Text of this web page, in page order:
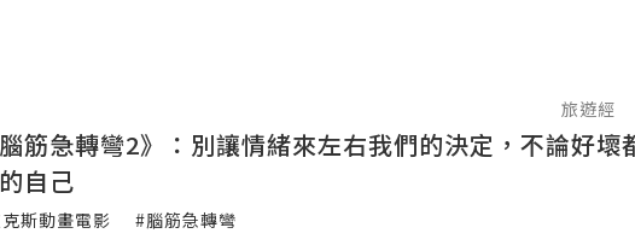
旅遊經
腦筋急轉彎2》：別讓情緒來左右我們的決定，不論好壞
自己
斯動畫電影 #腦筋急轉彎